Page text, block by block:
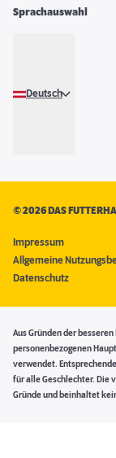
Sprachauswahl
Deutsch
©2026 DAS
Impressum
Allgemeine
Datenschutz
Aus Gründen der
personenbezogenen
verwendet.
für alle Geschlechter. Die
Gründe und beinhaltet